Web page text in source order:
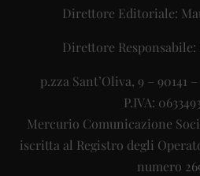
Direttore Editoriale:
Direttore Responsabile:
p.zza Sant’Oliva, 9 – 90141
P.IVA:
Mercurio Comunicazione
iscritta al Registro degli
numero